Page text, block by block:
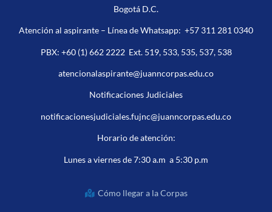
Bogotá D.C.
Atención al aspirante – Línea de Whatsapp: +57 311 281 0340
PBX: +60 (1) 662 2222Ext. 519, 533, 535, 537, 538
atencionalaspirante@juanncorpas.edu.co
Notificaciones Judiciales
notificacionesjudiciales.fujnc@juanncorpas.edu.co
Horario de atención:
Lunes a viernes de 7:30 a.m a 5:30 p.m
Cómo llegar a la Corpas